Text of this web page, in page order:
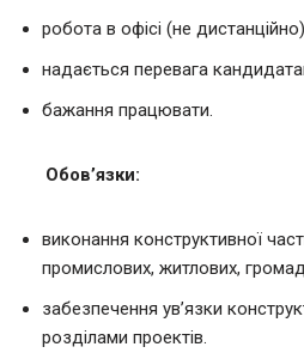
робота в офісі (не
надається перевага
бажання працювати.
Обов’язки:
виконання конструктивної
промислових, житлових,
забезпечення ув’язки
розділами проектів.